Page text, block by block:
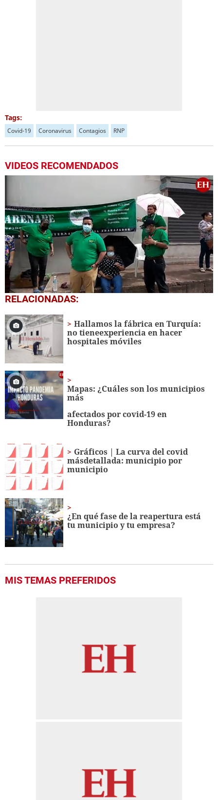
Tags:
Covid-19 Coronavirus Contagios RNP
VIDEOS RECOMENDADOS
0
seconds
1
minute,
17
seconds
RELACIONADAS:
Hallamos la fábrica en Turquía:
no tieneexperiencia en hacer
hospitales móviles
Mapas: ¿Cuáles son los municipios
más
afectados por covid-19 en
Honduras?
Gráficos | La curva del covid
másdetallada: municipio por
municipio
¿En qué fase de la reapertura está
tu municipio y tu empresa?
MIS TEMAS PREFERIDOS